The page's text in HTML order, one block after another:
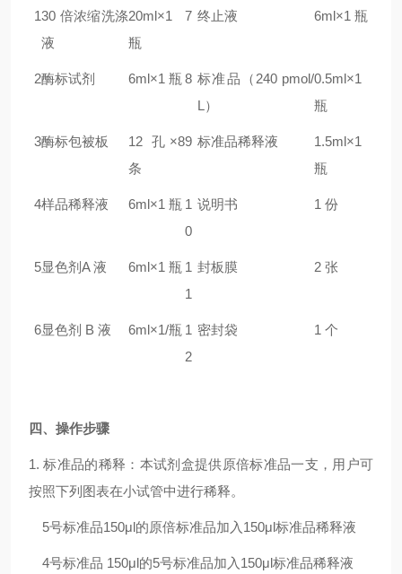
130 倍浓缩洗涤
液
20ml×1
瓶
7 终止液 6ml×1 瓶
2酶标试剂 6ml×1 瓶 8 标准品（240 pmol/
L）
0.5ml×1
瓶
3酶标包被板
12 孔×8
条
9 标准品稀释液
1.5ml×1
瓶
4样品稀释液 6ml×1 瓶 1
0
说明书 1 份
5显色剂A 液 6ml×1 瓶 1
1
封板膜 2 张
6显色剂 B 液 6ml×1/瓶 1
2
密封袋 1 个
四、操作步骤
1. 标准品的稀释：本试剂盒提供原倍标准品一支，用户可
按照下列图表在小试管中进行稀释。
5号标准品150μl的原倍标准品加入150μl标准品稀释液
4号标准品 150μl的5号标准品加入150μl标准品稀释液